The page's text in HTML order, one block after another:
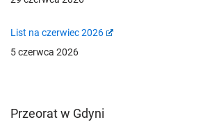
List na czerwiec 2026
5 czerwca 2026
Przeorat w Gdyni